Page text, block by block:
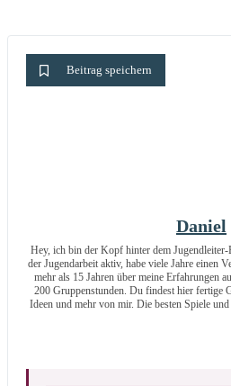
Beitrag speichern
Daniel
Hey, ich bin der Kopf hinter dem
der Jugendarbeit aktiv, habe viele Jahre einen
mehr als 15 Jahren über meine Erfahrungen
200 Gruppenstunden. Du findest hier fertige
Ideen und mehr von mir. Die besten Spiele